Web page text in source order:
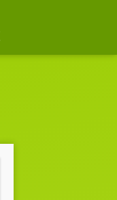
FFH